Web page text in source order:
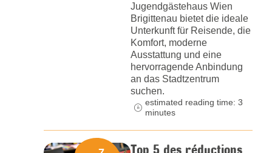
Jugendgästehaus Wien
Brigittenau bietet die ideale
Unterkunft für Reisende, die
Komfort, moderne
Ausstattung und eine
hervorragende Anbindung
an das Stadtzentrum
suchen.
estimated reading time: 3
minutes
Top 5 des réductions